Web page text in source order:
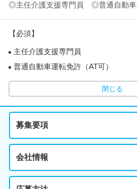
◎主任介護支援専門員 ◎普通自動車
【必須】
主任介護支援専門員
普通自動車運転免許（AT可）
閉じる
募集要項
会社情報